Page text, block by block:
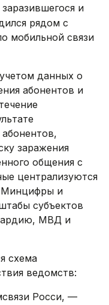
и
рядом с
мобильной связи
данных о
абонентов и
заражения
общения с
централизуются
Минцифры и
субъектов
МВД и
схема
ведомств:
Росси, —